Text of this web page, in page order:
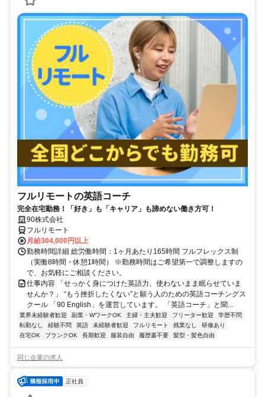
フルリモートの英語コーチ
完全在宅勤務！「好き」も「キャリア」も諦めない働き方可！
90株式会社
フルリモート
月給304,000円以上
勤務時間詳細 総労働時間：1ヶ月あたり165時間 フルフレックス制
（実働8時間・休憩1時間） ※勤務時間はご希望第一で調整しますの
で、お気軽にご相談ください。
仕事内容 「せっかく身につけた英語力、使わないまま眠らせていま
せんか？」 “もう挫折したくない”と願う人のための英語コーチングス
クール 「90 English」を運営しています。 「英語コーチ」と聞...
業界未経験者歓迎 副業・WワークOK 主婦・主夫歓迎 フリーター歓迎
学歴不問
転勤なし
経験不問 英語 未経験者歓迎 フルリモート 残業なし
研修あり
在宅OK
ブランクOK 長期歓迎 服装自由 履歴書不要 髪型・髪色自由
同じ企業の求人
正社員